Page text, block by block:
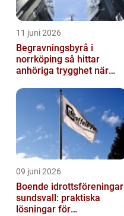
11 juni 2026
Begravningsbyrå i
norrköping så hittar
anhöriga trygghet när
09 juni 2026
Boende idrottsföreningar
sundsvall: praktiska
lösningar för